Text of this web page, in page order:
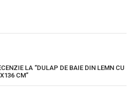
LA “DULAP DE BAIE DIN LEMN CU
CM”